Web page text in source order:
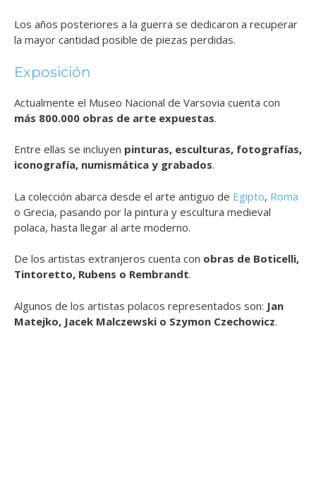
Los años posteriores a la guerra se dedicaron a recuperar
la mayor cantidad posible de piezas perdidas.
Exposición
Actualmente el Museo Nacional de Varsovia cuenta con
más 800.000 obras de arte expuestas.
Entre ellas se incluyen pinturas, esculturas, fotografías,
iconografía, numismática y grabados.
La colección abarca desde el arte antiguo de Egipto, Roma
o Grecia, pasando por la pintura y escultura medieval
polaca, hasta llegar al arte moderno.
De los artistas extranjeros cuenta con obras de Boticelli,
Tintoretto, Rubens o Rembrandt.
Algunos de los artistas polacos representados son: Jan
Matejko, Jacek Malczewski o Szymon Czechowicz.